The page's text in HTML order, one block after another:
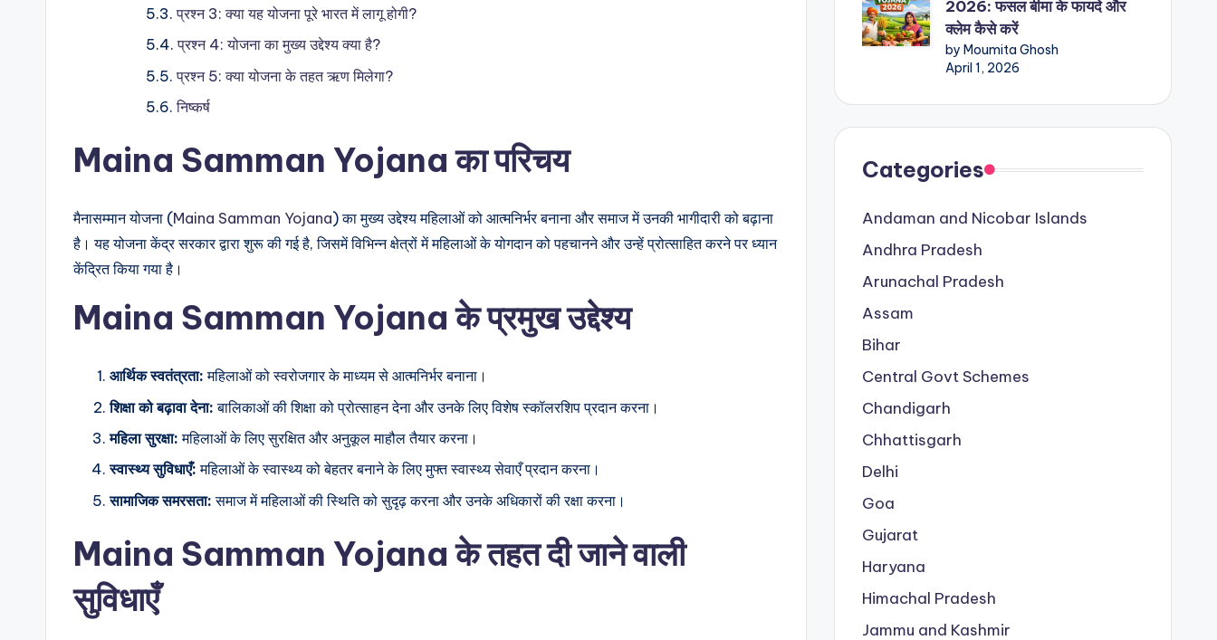
प्रश्न 3: क्या यह योजना पूरे भारत में लागू होगी?
प्रश्न 4: योजना का मुख्य उद्देश्य क्या है?
प्रश्न 5: क्या योजना के तहत ऋण मिलेगा?
निष्कर्ष
Maina Samman Yojana का परिचय
मैनासम्मान योजना (Maina Samman Yojana) का मुख्य उद्देश्य महिलाओं को आत्मनिर्भर बनाना और समाज में उनकी भागीदारी को बढ़ाना
है। यह योजना केंद्र सरकार द्वारा शुरू की गई है, जिसमें विभिन्न क्षेत्रों में महिलाओं के योगदान को पहचानने और उन्हें प्रोत्साहित करने पर ध्यान
केंद्रित किया गया है।
Maina Samman Yojana के प्रमुख उद्देश्य
आर्थिक स्वतंत्रता: महिलाओं को स्वरोजगार के माध्यम से आत्मनिर्भर बनाना।
शिक्षा को बढ़ावा देना: बालिकाओं की शिक्षा को प्रोत्साहन देना और उनके लिए विशेष स्कॉलरशिप प्रदान करना।
महिला सुरक्षा: महिलाओं के लिए सुरक्षित और अनुकूल माहौल तैयार करना।
स्वास्थ्य सुविधाएँ: महिलाओं के स्वास्थ्य को बेहतर बनाने के लिए मुफ्त स्वास्थ्य सेवाएँ प्रदान करना।
सामाजिक समरसता: समाज में महिलाओं की स्थिति को सुदृढ़ करना और उनके अधिकारों की रक्षा करना।
Maina Samman Yojana के तहत दी जाने वाली
सुविधाएँ
2026: फसल बीमा के फायदे और
क्लेम कैसे करें
by Moumita Ghosh
April 1, 2026
Categories
Andaman and Nicobar Islands
Andhra Pradesh
Arunachal Pradesh
Assam
Bihar
Central Govt Schemes
Chandigarh
Chhattisgarh
Delhi
Goa
Gujarat
Haryana
Himachal Pradesh
Jammu and Kashmir